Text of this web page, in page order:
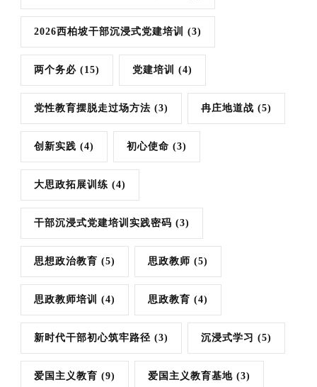
2026西柏坡干部沉浸式党建培训 (3)
两个务必 (15) 党建培训 (4)
党性教育摆脱走过场方法 (3) 冉庄地道战 (5)
创新实践 (4) 初心使命 (3)
大思政拓展训练 (4)
干部沉浸式党建培训实践密码 (3)
思想政治教育 (5) 思政教师 (5)
思政教师培训 (4) 思政教育 (4)
新时代干部初心筑牢路径 (3) 沉浸式学习 (5)
爱国主义教育 (9) 爱国主义教育基地 (3)